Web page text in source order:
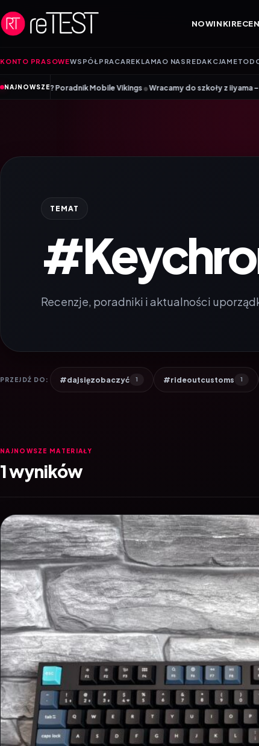
NOWINKI
KONTO PRASOWEWSPÓŁPRACA REKLAMA O NAS REDAKCJA
NAJNOWSZE
Mobile Vikings•Wracamy do szkoły z iiyama – promocja Back
TEMAT
Recenzje, poradniki i aktualności
PRZEJDŹ DO: #dajsięzobaczyć 1 #rideoutcustoms 1
NAJNOWSZE MATERIAŁY
1 wyników